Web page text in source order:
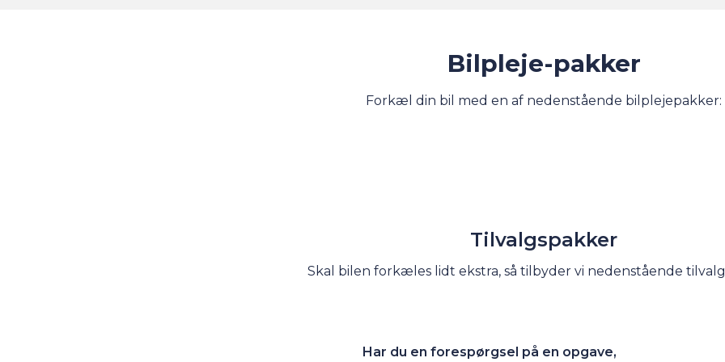
Bilpleje-pakker
Forkæl din bil med en af nedenstående bilplejepakker:
Tilvalgspakker
Skal bilen forkæles lidt ekstra, så tilbyder vi nedenstående
Har du en forespørgsel på en opgave,